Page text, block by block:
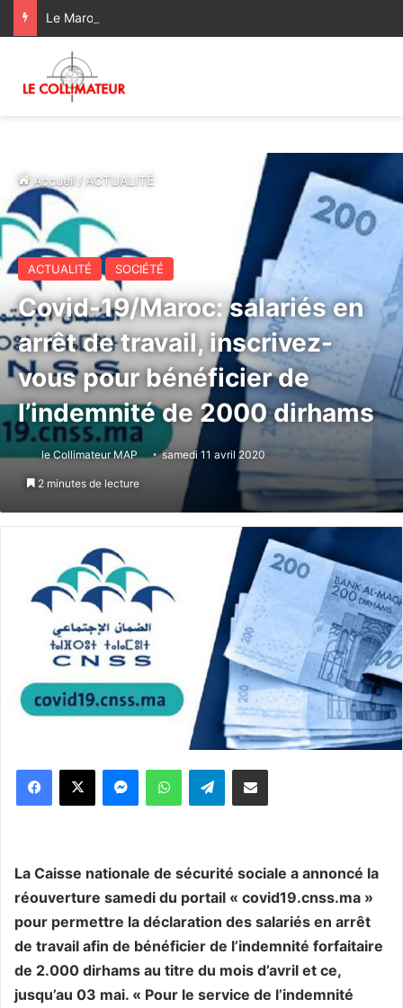
Accueil/ACTUALITÉ
ACTUALITÉ SOCIÉTÉ
Covid-19/Maroc: salariés en
arrêt de travail, inscrivez-
vous pour bénéficier de
l’indemnité de 2000 dirhams
le Collimateur MAP samedi 11 avril 2020
2 minutes de lecture
WhatsApp Telegram
La Caisse nationale de sécurité sociale a annoncé la
réouverture samedi du portail « covid19.cnss.ma »
pour permettre la déclaration des salariés en arrêt
de travail afin de bénéficier de l’indemnité forfaitaire
de 2.000 dirhams au titre du mois d’avril et ce,
jusqu’au 03 mai. « Pour le service de l’indemnité